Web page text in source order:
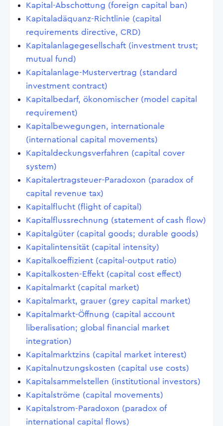
Kapital-Abschottung (foreign capital ban)
Kapitaladäquanz-Richtlinie (capital
requirements directive, CRD)
Kapitalanlagegesellschaft (investment trust;
mutual fund)
Kapitalanlage-Mustervertrag (standard
investment contract)
Kapitalbedarf, ökonomischer (model capital
requirement)
Kapitalbewegungen, internationale
(international capital movements)
Kapitaldeckungsverfahren (capital cover
system)
Kapitalertragsteuer-Paradoxon (paradox of
capital revenue tax)
Kapitalflucht (flight of capital)
Kapitalflussrechnung (statement of cash flow)
Kapitalgüter (capital goods; durable goods)
Kapitalintensität (capital intensity)
Kapitalkoeffizient (capital-output ratio)
Kapitalkosten-Effekt (capital cost effect)
Kapitalmarkt (capital market)
Kapitalmarkt, grauer (grey capital market)
Kapitalmarkt-Öffnung (capital account
liberalisation; global financial market
integration)
Kapitalmarktzins (capital market interest)
Kapitalnutzungskosten (capital use costs)
Kapitalsammelstellen (institutional investors)
Kapitalströme (capital movements)
Kapitalstrom-Paradoxon (paradox of
international capital flows)